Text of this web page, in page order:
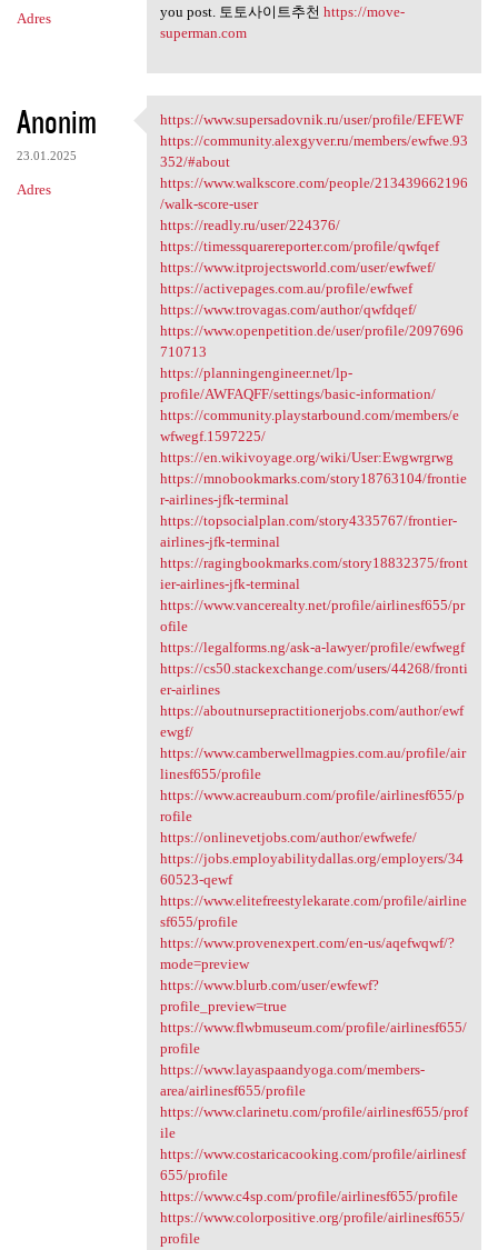
Adres
you post. 토토사이트추천 https://move-
superman.com
Anonim
23.01.2025
Adres
https://www.supersadovnik.ru
https://www.supersadovnik.ru/user/profile/EFEWF
https://community.alexgyver.ru/members/ewfwe.93
352/#about
https://www.walkscore.com/people/213439662196
/walk-score-user
https://readly.ru/user/224376/
https://timessquarereporter.com/profile/qwfqef
https://www.itprojectsworld.com/user/ewfwef/
https://activepages.com.au/profile/ewfwef
https://www.trovagas.com/author/qwfdqef/
https://www.openpetition.de/user/profile/2097696
710713
https://planningengineer.net/lp-
profile/AWFAQFF/settings/basic-information/
https://community.playstarbound.com/members/e
wfwegf.1597225/
https://en.wikivoyage.org/wiki/User:Ewgwrgrwg
https://mnobookmarks.com/story18763104/frontie
r-airlines-jfk-terminal
https://topsocialplan.com/story4335767/frontier-
airlines-jfk-terminal
https://ragingbookmarks.com/story18832375/front
ier-airlines-jfk-terminal
https://www.vancerealty.net/profile/airlinesf655/pr
ofile
https://legalforms.ng/ask-a-lawyer/profile/ewfwegf
https://cs50.stackexchange.com/users/44268/fronti
er-airlines
https://aboutnursepractitionerjobs.com/author/ewf
ewgf/
https://www.camberwellmagpies.com.au/profile/air
linesf655/profile
https://www.acreauburn.com/profile/airlinesf655/p
rofile
https://onlinevetjobs.com/author/ewfwefe/
https://jobs.employabilitydallas.org/employers/34
60523-qewf
https://www.elitefreestylekarate.com/profile/airline
sf655/profile
https://www.provenexpert.com/en-us/aqefwqwf/?
mode=preview
https://www.blurb.com/user/ewfewf?
profile_preview=true
https://www.flwbmuseum.com/profile/airlinesf655/
profile
https://www.layaspaandyoga.com/members-
area/airlinesf655/profile
https://www.clarinetu.com/profile/airlinesf655/prof
ile
https://www.costaricacooking.com/profile/airlinesf
655/profile
https://www.c4sp.com/profile/airlinesf655/profile
https://www.colorpositive.org/profile/airlinesf655/
profile